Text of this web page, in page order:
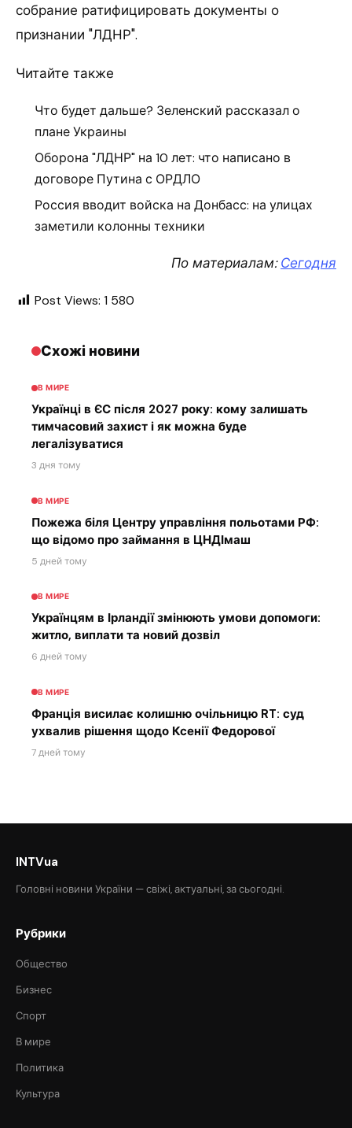
собрание ратифицировать документы о
признании "ЛДНР".
Читайте также
Что будет дальше? Зеленский рассказал о
плане Украины
Оборона "ЛДНР" на 10 лет: что написано в
договоре Путина с ОРДЛО
Россия вводит войска на Донбасс: на улицах
заметили колонны техники
По материалам:Сегодня
Post Views: 1 580
Схожі новини
В МИРЕ
Українці в ЄС після 2027 року: кому залишать
тимчасовий захист і як можна буде
легалізуватися
3 дня тому
В МИРЕ
Пожежа біля Центру управління польотами РФ:
що відомо про займання в ЦНДІмаш
5 дней тому
В МИРЕ
Українцям в Ірландії змінюють умови допомоги:
житло, виплати та новий дозвіл
6 дней тому
В МИРЕ
Франція висилає колишню очільницю RT: суд
ухвалив рішення щодо Ксенії Федорової
7 дней тому
INTVua
Головні новини України — свіжі, актуальні, за сьогодні.
Рубрики
Общество
Бизнес
Спорт
В мире
Политика
Культура